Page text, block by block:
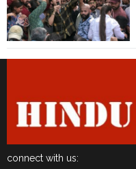
connect with us: